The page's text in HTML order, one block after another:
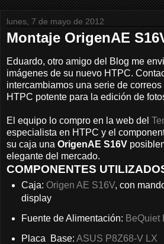
lunes, 7 de mayo de 2012
Montaje OrigenAE
Eduardo, otro amigo del Blog me
imágenes de su nuevo HTPC.
intercambiamos una serie de
HTPC potente para la edición de
El equipo lo compro en la web del
especialista en HTPC y el
su caja una OrigenAE S16V
elegante del mercado.
COMPONENTES
Caja: Origen AE S16V, con
display
Fuente de Alimentación: BeQuiet
Placa Base: ASUS P8Z68-V LX